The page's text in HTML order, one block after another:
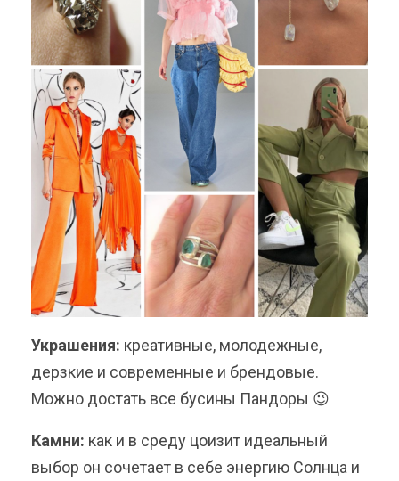
Украшения: креативные, молодежные,
дерзкие и современные и брендовые.
Можно достать все бусины Пандоры 😉
Камни: как и в среду цоизит идеальный
выбор он сочетает в себе энергию Солнца и